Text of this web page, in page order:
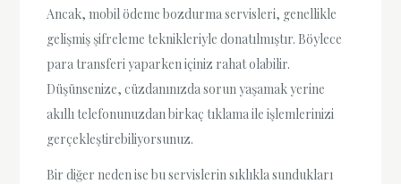
Ancak, mobil ödeme bozdurma servisleri, genellikle
gelişmiş şifreleme teknikleriyle donatılmıştır. Böylece
para transferi yaparken içiniz rahat olabilir.
Düşünsenize, cüzdanınızda sorun yaşamak yerine
akıllı telefonunuzdan birkaç tıklama ile işlemlerinizi
gerçekleştirebiliyorsunuz.
Bir diğer neden ise bu servislerin sıklıkla sundukları